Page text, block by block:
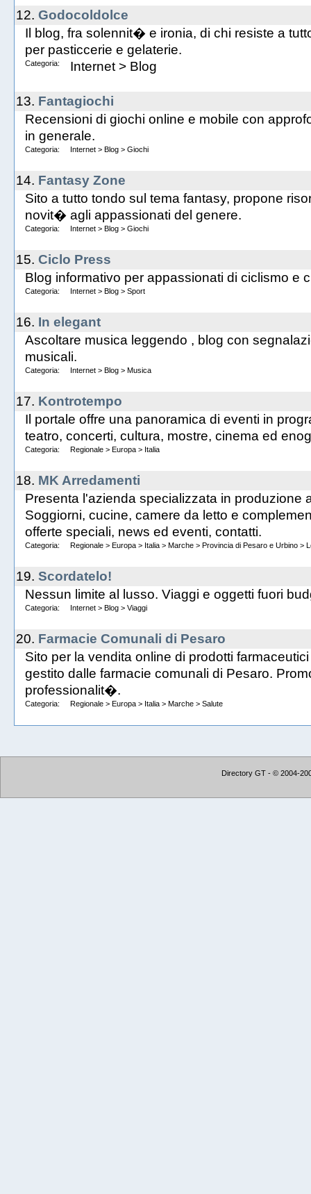
12. Godocoldolce
Il blog, fra solennit� e ironia, di chi resiste a
per pasticcerie e gelaterie.
Categoria: Internet > Blog
13. Fantagiochi
Recensioni di giochi online e mobile con
in generale.
Categoria: Internet > Blog > Giochi
14. Fantasy Zone
Sito a tutto tondo sul tema fantasy, propone
novit� agli appassionati del genere.
Categoria: Internet > Blog > Giochi
15. Ciclo Press
Blog informativo per appassionati di ciclismo e
Categoria: Internet > Blog > Sport
16. In elegant
Ascoltare musica leggendo , blog con
musicali.
Categoria: Internet > Blog > Musica
17. Kontrotempo
Il portale offre una panoramica di eventi in
teatro, concerti, cultura, mostre, cinema ed
Categoria: Regionale > Europa > Italia
18. MK Arredamenti
Presenta l'azienda specializzata in produzione
Soggiorni, cucine, camere da letto e
offerte speciali, news ed eventi, contatti.
Categoria: Regionale > Europa > Italia > Marche > Provincia di Pesaro e Urbino >
19. Scordatelo!
Nessun limite al lusso. Viaggi e oggetti fuori
Categoria: Internet > Blog > Viaggi
20. Farmacie Comunali di Pesaro
Sito per la vendita online di prodotti
gestito dalle farmacie comunali di Pesaro.
professionalit�.
Categoria: Regionale > Europa > Italia > Marche > Salute
Directory GT - © 2004-